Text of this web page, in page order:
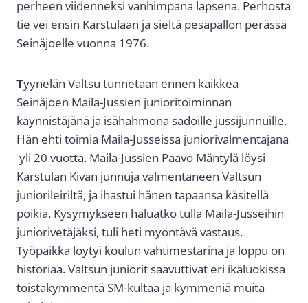
perheen viidenneksi vanhimpana lapsena. Perhosta
tie vei ensin Karstulaan ja sieltä pesäpallon perässä
Seinäjoelle vuonna 1976.
Tyynelän Valtsu tunnetaan ennen kaikkea
Seinäjoen Maila-Jussien junioritoiminnan
käynnistäjänä ja isähahmona sadoille jussijunnuille.
Hän ehti toimia Maila-Jusseissa juniorivalmentajana
yli 20 vuotta. Maila-Jussien Paavo Mäntylä löysi
Karstulan Kivan junnuja valmentaneen Valtsun
juniorileiriltä, ja ihastui hänen tapaansa käsitellä
poikia. Kysymykseen haluatko tulla Maila-Jusseihin
juniorivetäjäksi, tuli heti myöntävä vastaus.
Työpaikka löytyi koulun vahtimestarina ja loppu on
historiaa. Valtsun juniorit saavuttivat eri ikäluokissa
toistakymmentä SM-kultaa ja kymmeniä muita